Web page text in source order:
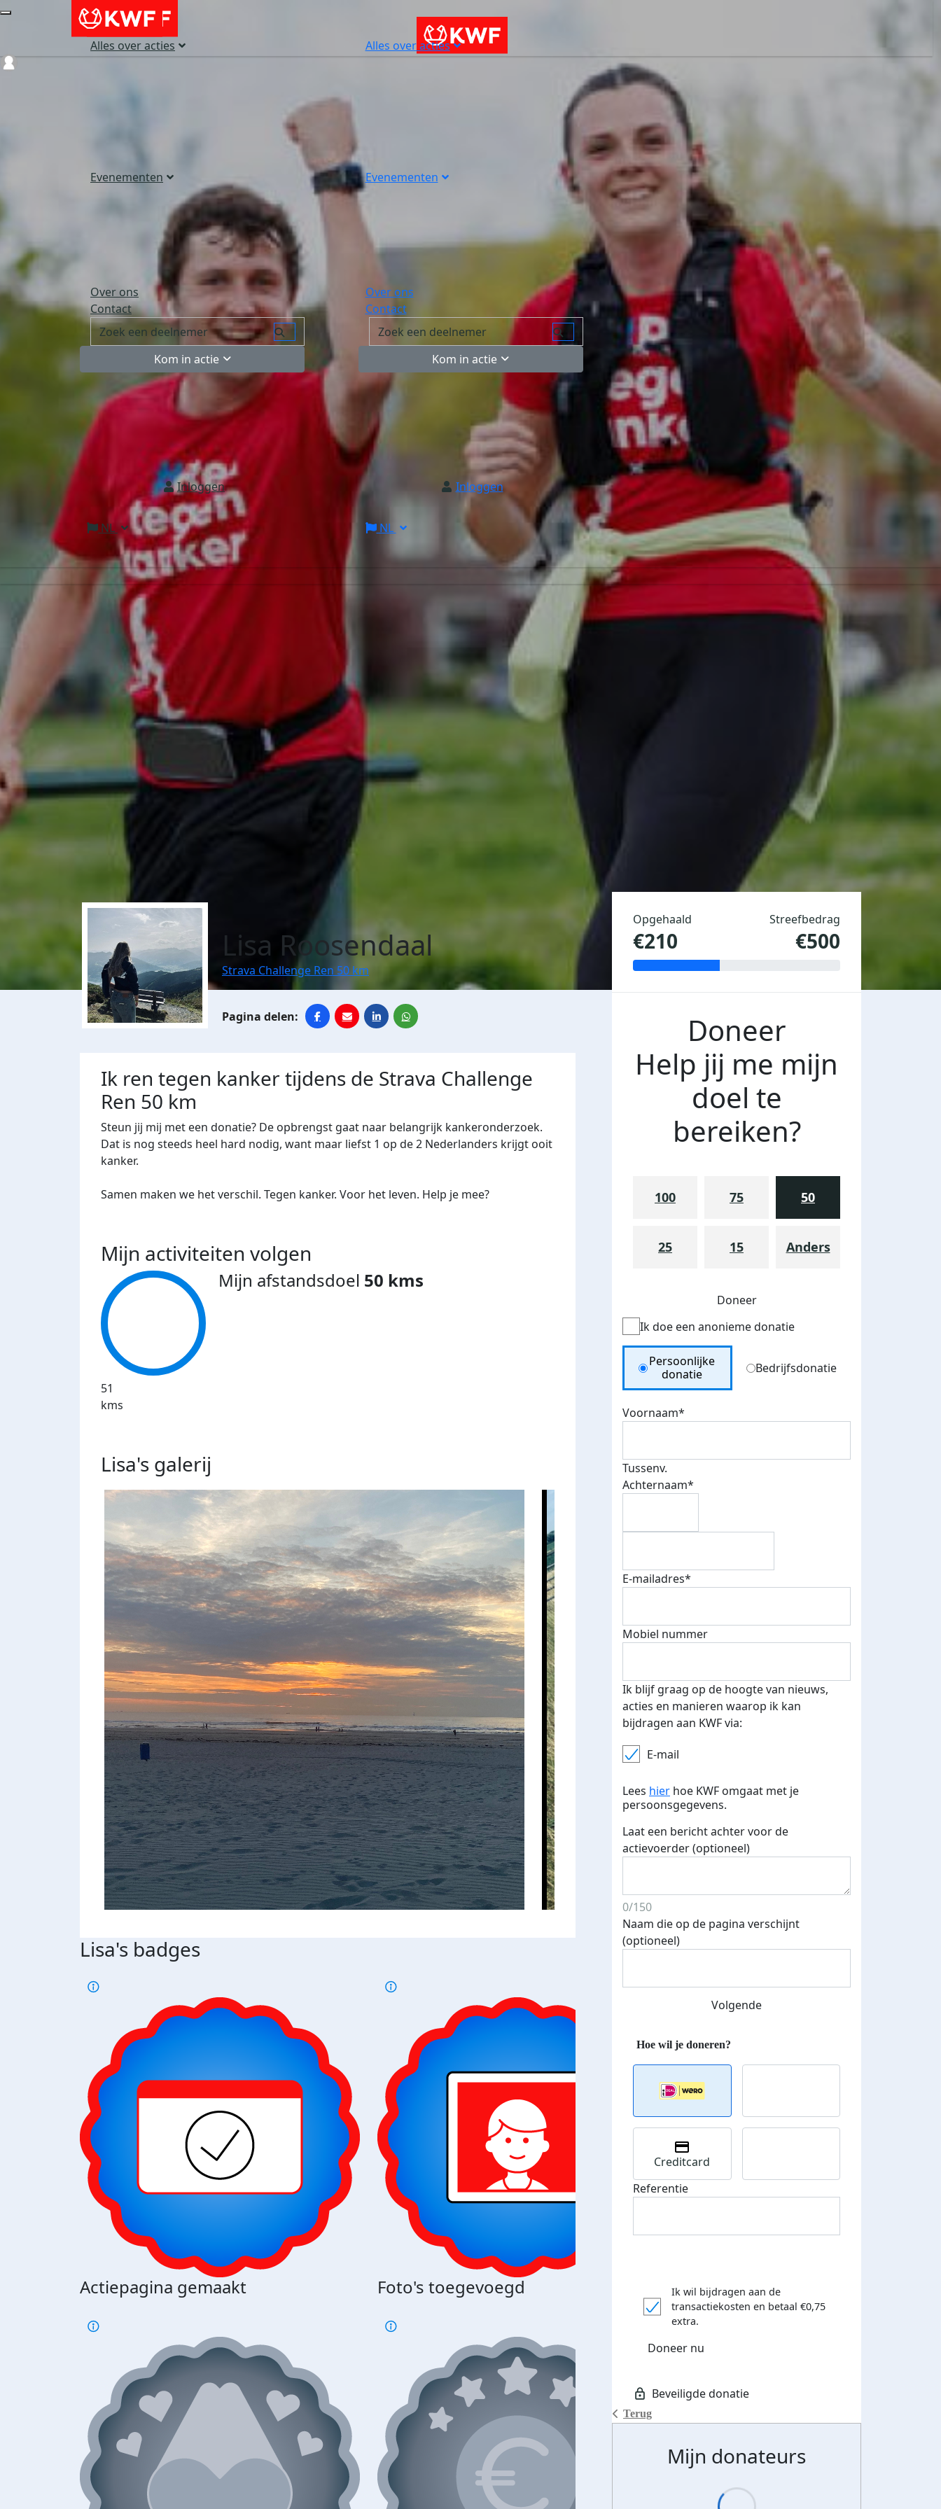
Alles over acties
Evenementen
Over ons
Contact
Kom in actie
Inloggen
NL
Alles over acties
Evenementen
Over ons
Contact
Kom in actie
Inloggen
NL
Lisa Roosendaal
Strava Challenge Ren 50 km
Ik ren tegen kanker tijdens de Strava Challenge
Ren 50 km
Steun jij mij met een donatie? De opbrengst gaat naar belangrijk kankeronderzoek.
Dat is nog steeds heel hard nodig, want maar liefst 1 op de 2 Nederlanders krijgt ooit
kanker.
Samen maken we het verschil. Tegen kanker. Voor het leven. Help je mee?
Mijn activiteiten volgen
51
kms
Mijn afstandsdoel 50 kms
Lisa's galerij
Lisa's badges
Actiepagina gemaakt Foto's toegevoegd E-mails verstuurd
€500 euro opgehaald: t-shirt
verdiend
Opgehaald
€210
Streefbedrag
€500
Doneer
Help jij me mijn
doel te
bereiken?
100 75 50
25 15 Anders
Doneer
Ik doe een anonieme donatie
Donation Type
Persoonlijke
donatie
Bedrijfsdonatie
Voornaam*
Tussenv.
Achternaam*
E-mailadres*
Mobiel nummer
Ik blijf graag op de hoogte van nieuws,
acties en manieren waarop ik kan
bijdragen aan KWF via:
E-mail
Lees hier hoe KWF omgaat met je
persoonsgegevens.
Laat een bericht achter voor de
actievoerder (optioneel)
0/150
Naam die op de pagina verschijnt
(optioneel)
Volgende
Terug
Creditcard
Referentie
Ik wil bijdragen aan de
transactiekosten en betaal €0,75
extra.
Doneer nu
Mijn donateurs